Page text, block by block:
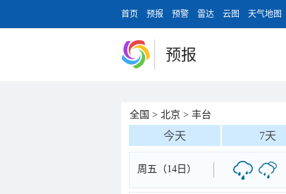
首页 预报 预警 雷达 云图 天气地图
预报
全国 > 北京 > 丰台
今天 7天
周五（14日）